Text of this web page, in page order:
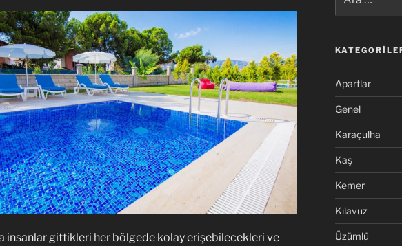
insanlar gittikleri her bölgede kolay erişebilecekleri ve
Apartlar
Genel
Karaçulha
Kaş
Kemer
Kılavuz
Üzümlü